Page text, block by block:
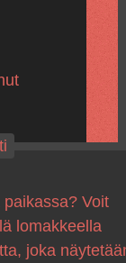
Voit
lomakkeella
joka